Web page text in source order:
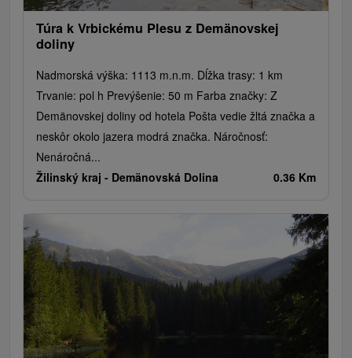
Túra k Vrbickému Plesu z Demänovskej
doliny
Nadmorská výška: 1113 m.n.m. Dĺžka trasy: 1 km
Trvanie: pol h Prevýšenie: 50 m Farba značky: Z
Demänovskej doliny od hotela Pošta vedie žltá značka a
neskôr okolo jazera modrá značka. Náročnosť:
Nenáročná...
Žilinský kraj - Demänovská Dolina 0.36 Km